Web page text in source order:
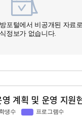
포털에서 비공개된 자료로
정보가 없습니다.
계획 및 운영 지원